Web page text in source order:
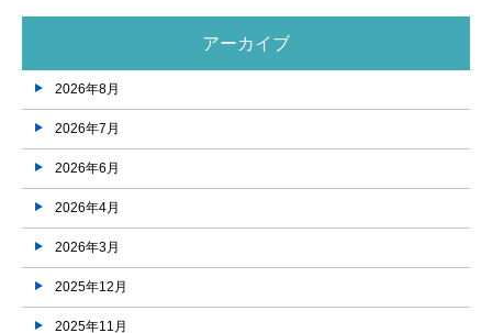
アーカイブ
2026年8月
2026年7月
2026年6月
2026年4月
2026年3月
2025年12月
2025年11月